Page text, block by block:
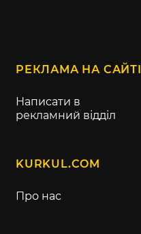
РЕКЛАМА НА САЙТІ
Написати в
рекламний відділ
KURKUL.COM
Про нас